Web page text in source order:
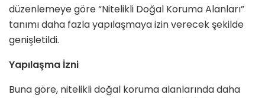
düzenlemeye göre “Nitelikli Doğal Koruma Alanları”
tanımı daha fazla yapılaşmaya izin verecek şekilde
genişletildi.
Yapılaşma İzni
Buna göre, nitelikli doğal koruma alanlarında daha